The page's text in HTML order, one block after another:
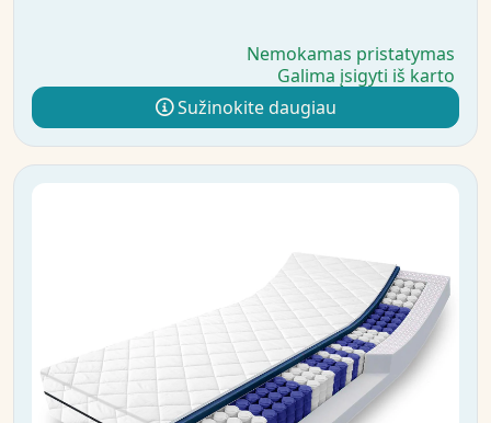
Nemokamas pristatymas
Galima įsigyti iš karto
Sužinokite daugiau